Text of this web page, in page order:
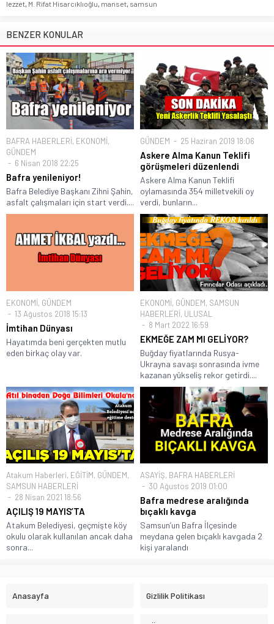
lezzet, M. Rifat Hisarcıklıoğlu, manset, samsun
BENZER KONULAR
BAFRA HABERLERİ, EKONOMİ,
GÜNDEM
6 Nisan 2018 22:25
Bafra yenileniyor!
Bafra Belediye Başkanı Zihni Şahin,
asfalt çalışmaları için start verdi....
GÜNDEM 25 Haziran 2019 18:06
Askere Alma Kanun Teklifi
görüşmeleri düzenlendi
Askere Alma Kanun Teklifi
oylamasında 354 milletvekili oy
verdi, bunların...
EKONOMİ, GÜNDEM
13 Ağustos 2018 15:13
İmtihan Dünyası
Hayatımda beni gerçekten mutlu
eden birkaç olay var.
EKONOMİ, GÜNDEM, SAMSUN
HABERLERİ, ULUSAL
8 Mart 2022 16:59
EKMEĞE ZAM MI GELİYOR?
Buğday fiyatlarında Rusya-
Ukrayna savaşı sonrasında ivme
kazanan yükseliş rekor getirdi....
Atakum Haberleri, EĞİTİM, GÜNDEM,
SAMSUN HABERLERİ
28 Nisan 2021 18:56
AÇILIŞ 19 MAYIS’TA
Atakum Belediyesi, geçmişte köy
okulu olarak kullanılan ancak daha
sonra...
ASAYİŞ, BAFRA HABERLERİ
30 Ağustos 2019 01:00
Bafra medrese aralığında
bıçaklı kavga
Samsun’un Bafra İlçesinde
meydana gelen bıçaklı kavgada 2
kişi yaralandı
Anasayfa Gizlilik Politikası